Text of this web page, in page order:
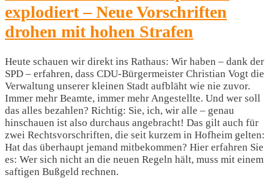
explodiert – Neue Vorschriften
drohen mit hohen Strafen
Heute schauen wir direkt ins Rathaus: Wir haben – dank der
SPD – erfahren, dass CDU-Bürgermeister Christian Vogt die
Verwaltung unserer kleinen Stadt aufbläht wie nie zuvor.
Immer mehr Beamte, immer mehr Angestellte. Und wer soll
das alles bezahlen? Richtig: Sie, ich, wir alle – genau
hinschauen ist also durchaus angebracht! Das gilt auch für
zwei Rechtsvorschriften, die seit kurzem in Hofheim gelten:
Hat das überhaupt jemand mitbekommen? Hier erfahren Sie
es: Wer sich nicht an die neuen Regeln hält, muss mit einem
saftigen Bußgeld rechnen.